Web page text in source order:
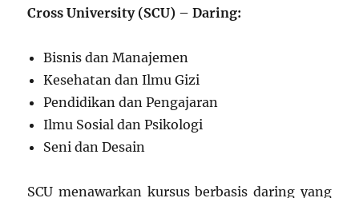
Cross University (SCU) – Daring:
Bisnis dan Manajemen
Kesehatan dan Ilmu Gizi
Pendidikan dan Pengajaran
Ilmu Sosial dan Psikologi
Seni dan Desain
SCU menawarkan kursus berbasis daring yang